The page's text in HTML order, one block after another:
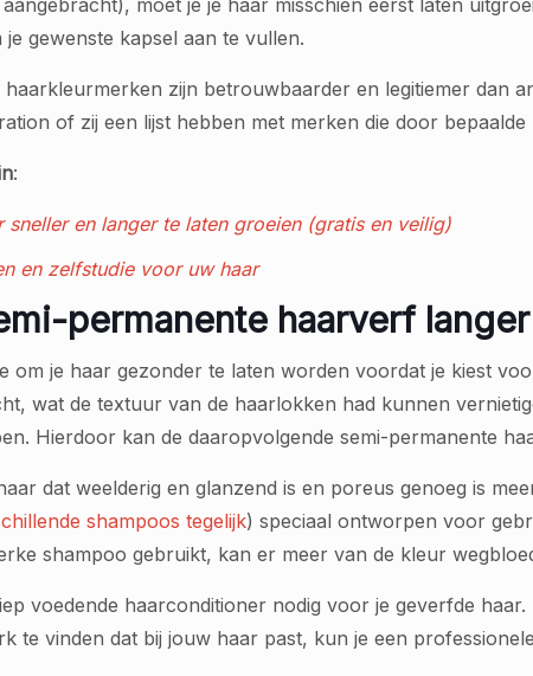
moet je je haar misschien eerst laten
gewenste kapsel aan te vullen.
haarkleurmerken zijn betrouwbaarder en legitiemer dan
of zij een lijst hebben met merken die door
:
sneller en langer te laten groeien (gratis en veilig)
en zelfstudie voor uw haar
permanente haarverf
om je haar gezonder te laten worden voordat je kiest
wat de textuur van de haarlokken had kunnen
Hierdoor kan de daaropvolgende semi-permanente
dat weelderig en glanzend is en poreus genoeg is
shampoos tegelijk) speciaal ontworpen voor
shampoo gebruikt, kan er meer van de kleur
voedende haarconditioner nodig voor je geverfde
te vinden dat bij jouw haar past, kun je een